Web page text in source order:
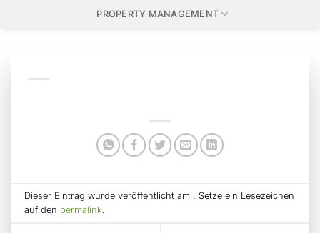
PROPERTY MANAGEMENT
Dieser Eintrag wurde veröffentlicht am . Setze ein Lesezeichen
auf den permalink.